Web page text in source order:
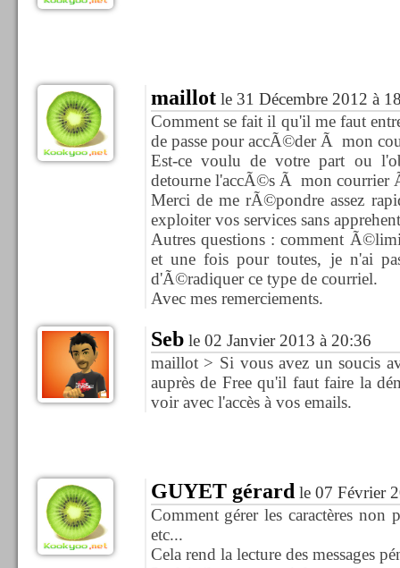
maillotle 31 Décembre 2012 à
Comment se fait il qu'il me faut
de passe pour accÃ©der Ã mon
Est-ce voulu de votre part ou
detourne l'accÃ©s Ã mon courrier
Merci de me rÃ©pondre assez
exploiter vos services sans
Autres questions : comment
et une fois pour toutes, je n'ai
d'Ã©radiquer ce type de courriel.
Avec mes remerciements.
Seble 02 Janvier 2013 à 20:36
maillot > Si vous avez un soucis
auprès de Free qu'il faut faire la
voir avec l'accès à vos emails.
GUYET gérard le 07 Février
Comment gérer les caractères non
etc...
Cela rend la lecture des messages